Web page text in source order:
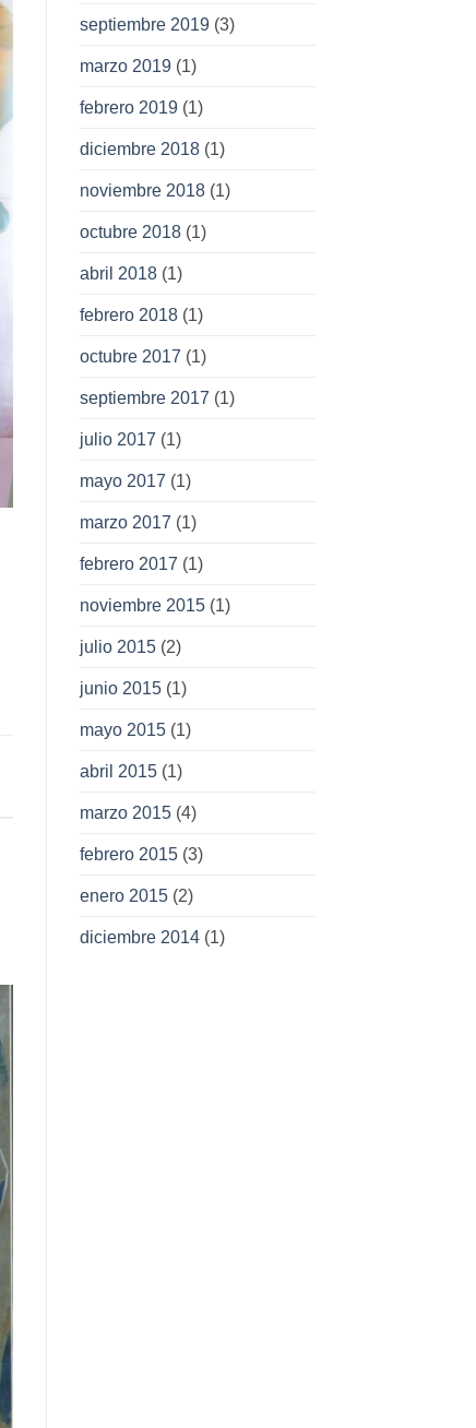
septiembre 2019(3)
marzo 2019(1)
febrero 2019(1)
diciembre 2018(1)
noviembre 2018(1)
octubre 2018(1)
abril 2018(1)
febrero 2018(1)
octubre 2017 (1)
septiembre 2017 (1)
julio 2017 (1)
mayo 2017 (1)
marzo 2017 (1)
febrero 2017 (1)
noviembre 2015(1)
julio 2015(2)
junio 2015(1)
mayo 2015(1)
abril 2015(1)
marzo 2015(4)
febrero 2015(3)
enero 2015(2)
diciembre 2014(1)